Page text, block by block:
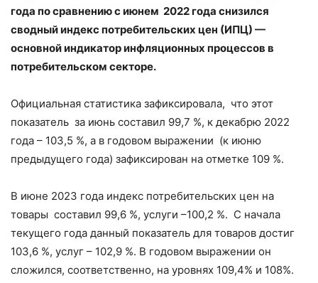
года по сравнению с июнем 2022 года снизился
сводный индекс потребительских цен (ИПЦ) —
основной индикатор инфляционных процессов в
потребительском секторе.
Официальная статистика зафиксировала, что этот
показатель за июнь составил 99,7 %, к декабрю 2022
года – 103,5 %, а в годовом выражении (к июню
предыдущего года) зафиксирован на отметке 109 %.
В июне 2023 года индекс потребительских цен на
товары составил 99,6 %, услуги –100,2 %. С начала
текущего года данный показатель для товаров достиг
103,6 %, услуг – 102,9 %. В годовом выражении он
сложился, соответственно, на уровнях 109,4% и 108%.